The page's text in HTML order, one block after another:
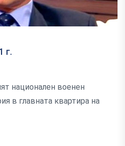
г.
национален военен
в главната квартира на